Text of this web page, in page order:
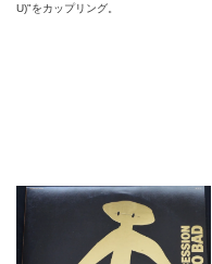
U)"をカップリング。